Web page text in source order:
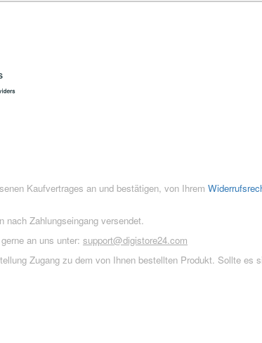
Kaufvertrages an und bestätigen, von Ihrem
nach Zahlungseingang versendet.
an uns unter: support@digistore24.com
Zugang zu dem von Ihnen bestellten Produkt. Sollte es